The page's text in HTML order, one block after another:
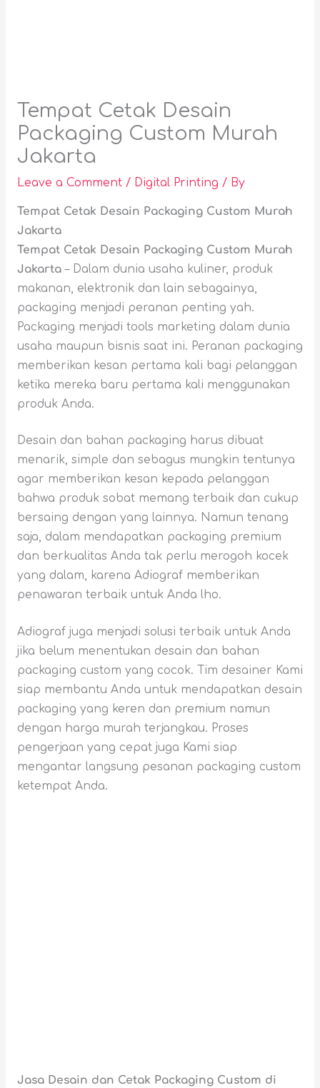
Tempat Cetak Desain
Packaging Custom Murah
Jakarta
Leave a Comment / Digital Printing / By
Tempat Cetak Desain Packaging Custom Murah
Jakarta
Tempat Cetak Desain Packaging Custom Murah
Jakarta– Dalam dunia usaha kuliner, produk
makanan, elektronik dan lain sebagainya,
packaging menjadi peranan penting yah.
Packaging menjadi tools marketing dalam dunia
usaha maupun bisnis saat ini. Peranan packaging
memberikan kesan pertama kali bagi pelanggan
ketika mereka baru pertama kali menggunakan
produk Anda.
Desain dan bahan packaging harus dibuat
menarik, simple dan sebagus mungkin tentunya
agar memberikan kesan kepada pelanggan
bahwa produk sobat memang terbaik dan cukup
bersaing dengan yang lainnya. Namun tenang
saja, dalam mendapatkan packaging premium
dan berkualitas Anda tak perlu merogoh kocek
yang dalam, karena Adiograf memberikan
penawaran terbaik untuk Anda lho.
Adiograf juga menjadi solusi terbaik untuk Anda
jika belum menentukan desain dan bahan
packaging custom yang cocok. Tim desainer Kami
siap membantu Anda untuk mendapatkan desain
packaging yang keren dan premium namun
dengan harga murah terjangkau. Proses
pengerjaan yang cepat juga Kami siap
mengantar langsung pesanan packaging custom
ketempat Anda.
Jasa Desain dan Cetak Packaging Custom di